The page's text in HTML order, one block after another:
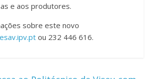
e aos produtores.
sobre este novo
ou 232 446 616.